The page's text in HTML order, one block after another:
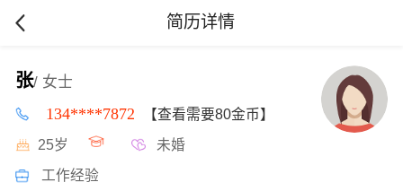
简历详情
张/ 女士
134****7872 【查看需要80金币】
25岁 未婚
工作经验